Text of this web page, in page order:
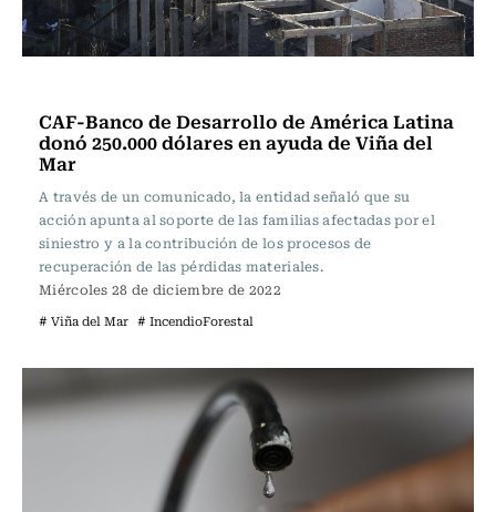
CAF-Banco de Desarrollo de América Latina
donó 250.000 dólares en ayuda de Viña del
Mar
A través de un comunicado, la entidad señaló que su
acción apunta al soporte de las familias afectadas por el
siniestro y a la contribución de los procesos de
recuperación de las pérdidas materiales.
Miércoles 28 de diciembre de 2022
# Viña del Mar # IncendioForestal